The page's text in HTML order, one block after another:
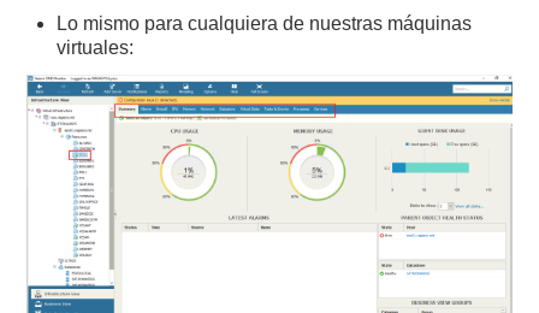
Lo mismo para cualquiera de nuestras máquinas
virtuales: